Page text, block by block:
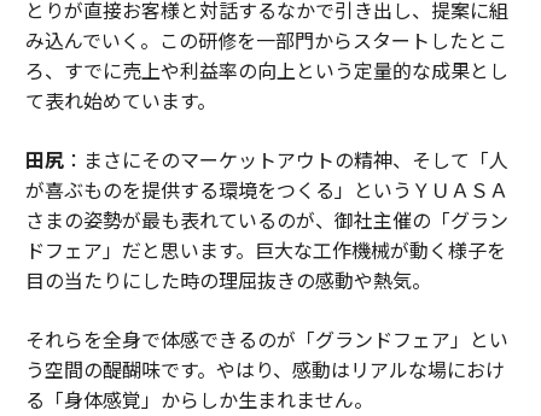
とりが直接お客様と対話するなかで引き出し、提案に組
み込んでいく。この研修を一部門からスタートしたとこ
ろ、すでに売上や利益率の向上という定量的な成果とし
て表れ始めています。
田尻：まさにそのマーケットアウトの精神、そして「人
が喜ぶものを提供する環境をつくる」というＹＵＡＳＡ
さまの姿勢が最も表れているのが、御社主催の「グラン
ドフェア」だと思います。巨大な工作機械が動く様子を
目の当たりにした時の理屈抜きの感動や熱気。
それらを全身で体感できるのが「グランドフェア」とい
う空間の醍醐味です。やはり、感動はリアルな場におけ
る「身体感覚」からしか生まれません。